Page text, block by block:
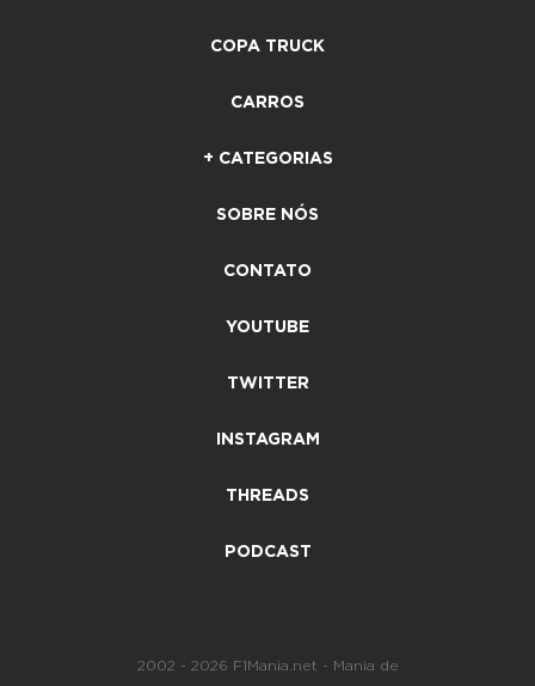
COPA TRUCK
CARROS
+ CATEGORIAS
SOBRE NÓS
CONTATO
YOUTUBE
TWITTER
INSTAGRAM
THREADS
PODCAST
2002 - 2026 F1Mania.net - Mania de